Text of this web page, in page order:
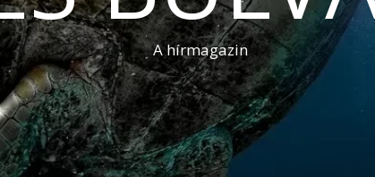
A hírmagazin